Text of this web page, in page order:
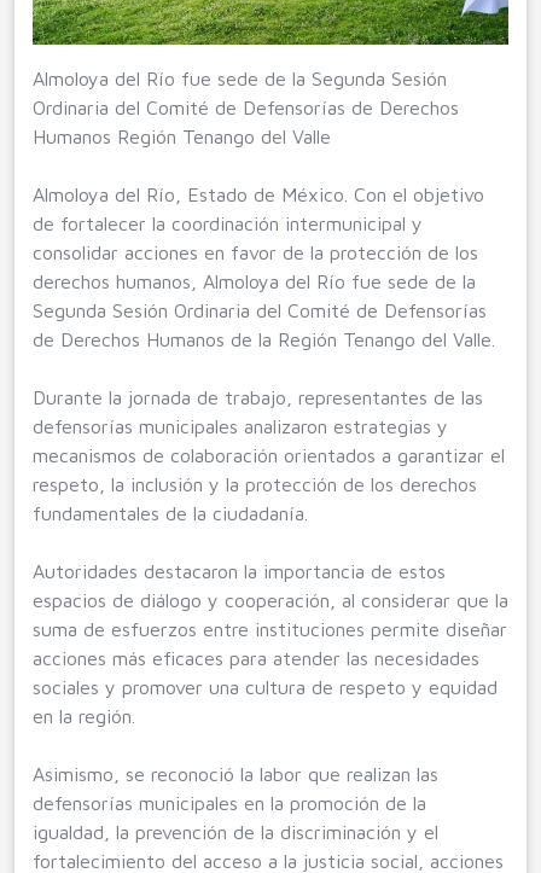
Almoloya del Río fue sede de la Segunda Sesión
Ordinaria del Comité de Defensorías de Derechos
Humanos Región Tenango del Valle
Almoloya del Río, Estado de México. Con el objetivo
de fortalecer la coordinación intermunicipal y
consolidar acciones en favor de la protección de los
derechos humanos, Almoloya del Río fue sede de la
Segunda Sesión Ordinaria del Comité de Defensorías
de Derechos Humanos de la Región Tenango del Valle.
Durante la jornada de trabajo, representantes de las
defensorías municipales analizaron estrategias y
mecanismos de colaboración orientados a garantizar el
respeto, la inclusión y la protección de los derechos
fundamentales de la ciudadanía.
Autoridades destacaron la importancia de estos
espacios de diálogo y cooperación, al considerar que la
suma de esfuerzos entre instituciones permite diseñar
acciones más eficaces para atender las necesidades
sociales y promover una cultura de respeto y equidad
en la región.
Asimismo, se reconoció la labor que realizan las
defensorías municipales en la promoción de la
igualdad, la prevención de la discriminación y el
fortalecimiento del acceso a la justicia social, acciones